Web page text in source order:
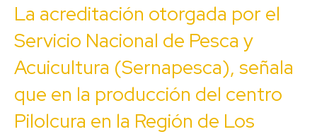
La acreditación otorgada por el
Servicio Nacional de Pesca y
Acuicultura (Sernapesca), señala
que en la producción del centro
Pilolcura en la Región de Los